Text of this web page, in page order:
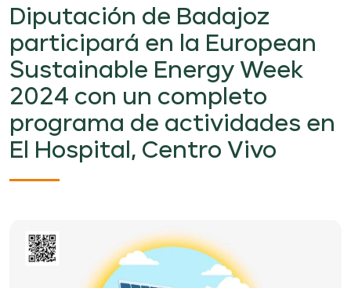
Diputación de Badajoz
participará en la European
Sustainable Energy Week
2024 con un completo
programa de actividades en
El Hospital, Centro Vivo